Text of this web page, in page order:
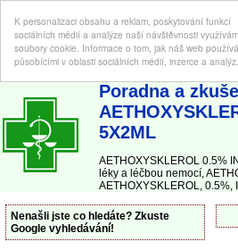
K personalizaci obsahu a reklam, poskytování funkcí
sociálních médií a analýze naší návštěvnosti
soubory cookie. Informace o tom, jak náš web
působícími v oblasti sociálních médií, inzerce a analýz.
ABC-LEKARNA.cz | Poradna a zkušenosti s
Poradna a
5X2ML
AETHOXYSKLEROL 0.5%
léky a léčbou nemocí,
AETHOXYSKLEROL, 0.5%,
Nenašli jste co hledáte? Zkuste
Google vyhledávání!